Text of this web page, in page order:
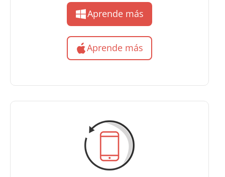
Aprende más
Aprende más